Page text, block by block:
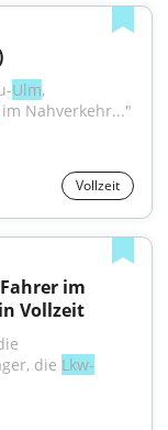
Ulm,
im Nahverkehr..."
Vollzeit
im
Vollzeit
die Lkw-